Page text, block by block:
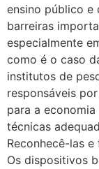
ensino público e
barreiras
especialmente
como é o caso
institutos de
responsáveis
para a
técnicas
Reconhecê-las
Os dispositivos